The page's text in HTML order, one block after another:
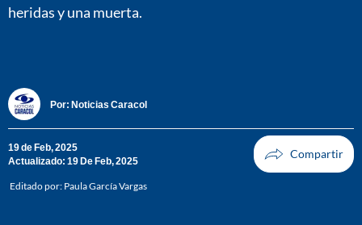
heridas y una muerta.
Por: Noticias Caracol
19 de Feb, 2025
Actualizado: 19 De Feb, 2025
Editado por: Paula García Vargas